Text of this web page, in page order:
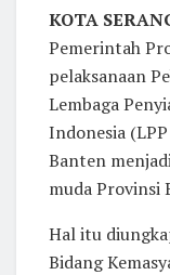
KOTA
Pemerintah
pelaksanaan
Lembaga
Indonesia
Banten
muda Provinsi
Hal itu
Bidang